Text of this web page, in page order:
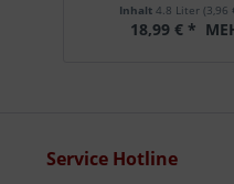
Inhalt4.8 Liter(3,96
18,99 € *
Service Hotline